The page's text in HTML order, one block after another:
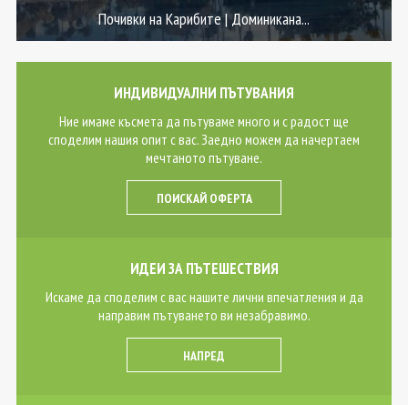
Почивки на Карибите | Доминикана...
ИНДИВИДУАЛНИ ПЪТУВАНИЯ
Ние имаме късмета да пътуваме много и с радост ще
споделим нашия опит с вас. Заедно можем да начертаем
мечтаното пътуване.
ПОИСКАЙ ОФЕРТА
ИДЕИ ЗА ПЪТЕШЕСТВИЯ
Искаме да споделим с вас нашите лични впечатления и да
направим пътуването ви незабравимо.
НАПРЕД